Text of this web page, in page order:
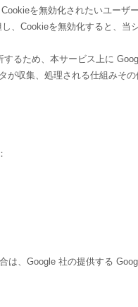
を無効化されたいユーザー
、Cookieを無効化すると、当
するため、本サービス上に
が収集、処理される仕組みその
は、Google 社の提供する